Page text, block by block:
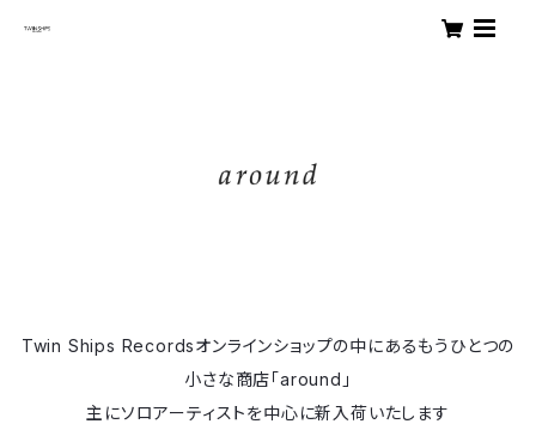
Twin Ships Recordsオンラインショップの中にあるもうひとつの
小さな商店「around」
主にソロアーティストを中心に新入荷いたします